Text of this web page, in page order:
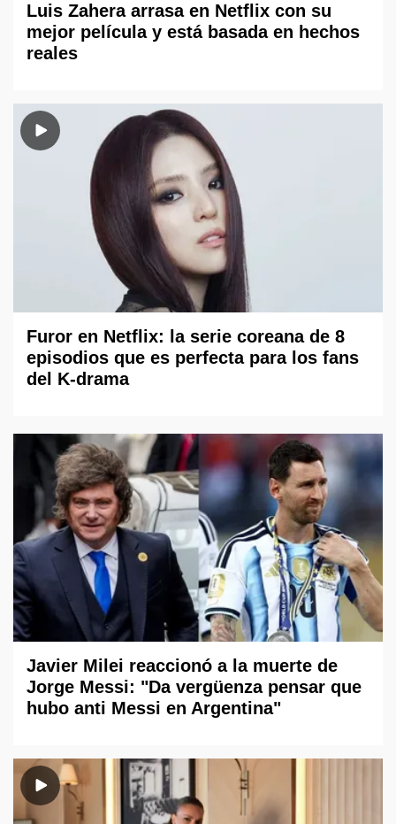
Luis Zahera arrasa en Netflix con su
mejor película y está basada en hechos
reales
Furor en Netflix: la serie coreana de 8
episodios que es perfecta para los fans
del K-drama
Javier Milei reaccionó a la muerte de
Jorge Messi: "Da vergüenza pensar que
hubo anti Messi en Argentina"